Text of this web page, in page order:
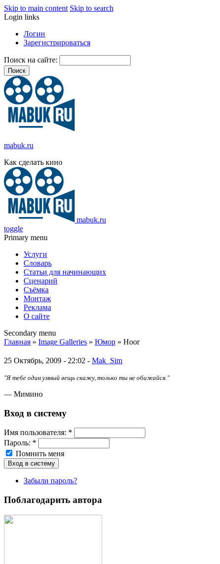
Skip to main content Skip to search
Login links
Логин
Зарегистрироваться
Поиск на сайте:
mabuk.ru
Как сделать кино
mabuk.ru
toggle
Primary menu
Услуги
Словарь
Статьи для начинающих
Сценарий
Съёмка
Монтаж
Реклама
О сайте
Secondary menu
Главная » Image Galleries » Юмор » Hoor
25 Октябрь, 2009 - 22:02 - Mak_Sim
"Я тебе один умный вещь скажу, только ты не обижайся."
— Мимино
Вход в систему
Имя пoльзовaтeля: *
Пароль: *
Помнить меня
Забыли пароль?
Поблагодарить автора